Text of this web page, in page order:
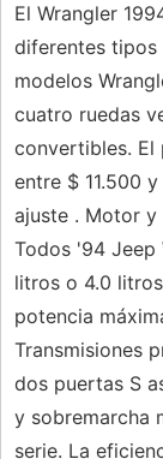
El Wrangler
diferentes tipos
modelos
cuatro ruedas
convertibles. El
entre $ 11.500
ajuste . Motor y
Todos '94 Jeep
litros o 4.0
potencia
Transmisiones
dos puertas S
y sobremarcha
serie. La